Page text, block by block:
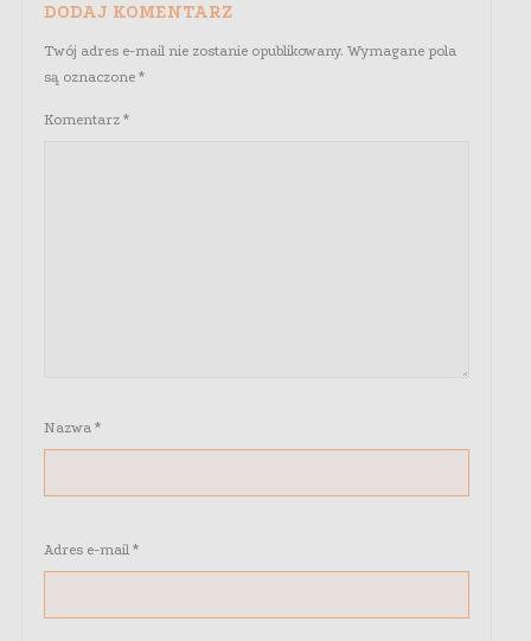
DODAJ KOMENTARZ
Twój adres e-mail nie zostanie opublikowany. Wymagane pola
są oznaczone *
Komentarz *
Nazwa *
Adres e-mail *